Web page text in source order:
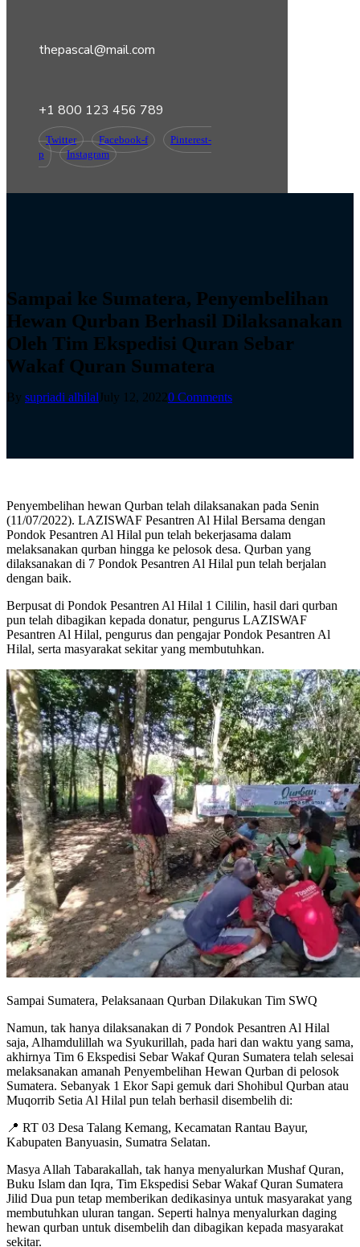
thepascal@mail.com
+1 800 123 456 789
Twitter Facebook-f
Pinterest-
p
Instagram
Sampai ke Sumatera, Penyembelihan
Hewan Qurban Berhasil Dilaksanakan
Oleh Tim Ekspedisi Quran Sebar
Wakaf Quran Sumatera
By supriadi alhilal July 12, 20220 Comments
Penyembelihan hewan Qurban telah dilaksanakan pada Senin
(11/07/2022). LAZISWAF Pesantren Al Hilal Bersama dengan
Pondok Pesantren Al Hilal pun telah bekerjasama dalam
melaksanakan qurban hingga ke pelosok desa. Qurban yang
dilaksanakan di 7 Pondok Pesantren Al Hilal pun telah berjalan
dengan baik.
Berpusat di Pondok Pesantren Al Hilal 1 Cililin, hasil dari qurban
pun telah dibagikan kepada donatur, pengurus LAZISWAF
Pesantren Al Hilal, pengurus dan pengajar Pondok Pesantren Al
Hilal, serta masyarakat sekitar yang membutuhkan.
Sampai Sumatera, Pelaksanaan Qurban Dilakukan Tim SWQ
Namun, tak hanya dilaksanakan di 7 Pondok Pesantren Al Hilal
saja, Alhamdulillah wa Syukurillah, pada hari dan waktu yang sama,
akhirnya Tim 6 Ekspedisi Sebar Wakaf Quran Sumatera telah selesai
melaksanakan amanah Penyembelihan Hewan Qurban di pelosok
Sumatera. Sebanyak 1 Ekor Sapi gemuk dari Shohibul Qurban atau
Muqorrib Setia Al Hilal pun telah berhasil disembelih di:
📍 RT 03 Desa Talang Kemang, Kecamatan Rantau Bayur,
Kabupaten Banyuasin, Sumatra Selatan.
Masya Allah Tabarakallah, tak hanya menyalurkan Mushaf Quran,
Buku Islam dan Iqra, Tim Ekspedisi Sebar Wakaf Quran Sumatera
Jilid Dua pun tetap memberikan dedikasinya untuk masyarakat yang
membutuhkan uluran tangan. Seperti halnya menyalurkan daging
hewan qurban untuk disembelih dan dibagikan kepada masyarakat
sekitar.